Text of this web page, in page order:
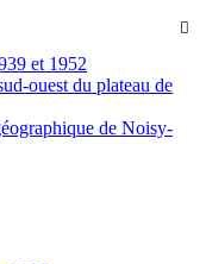

et 1952
ouest du plateau de
de Noisy-